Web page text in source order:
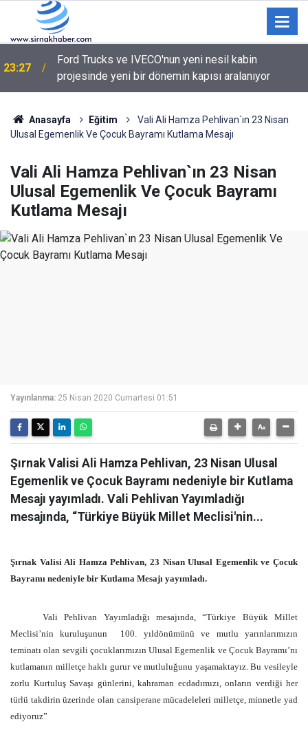
23:27
Ford Trucks ve IVECO'nun yeni nesil kabin
projesinde yeni bir dönemin kapısı aralanıyor
Anasayfa Eğitim
Vali Ali Hamza Pehlivan`ın 23 Nisan
Ulusal Egemenlik Ve Çocuk Bayramı Kutlama Mesajı
Vali Ali Hamza Pehlivan`ın 23 Nisan
Ulusal Egemenlik Ve Çocuk Bayramı
Kutlama Mesajı
Yayınlanma: 25 Nisan 2020 Cumartesi 01:51
Şırnak Valisi Ali Hamza Pehlivan, 23 Nisan Ulusal
Egemenlik ve Çocuk Bayramı nedeniyle bir Kutlama
Mesajı yayımladı. Vali Pehlivan Yayımladığı
mesajında, “Türkiye Büyük Millet Meclisi'nin...
Şırnak Valisi Ali Hamza Pehlivan, 23 Nisan Ulusal Egemenlik ve Çocuk
Bayramı nedeniyle bir Kutlama Mesajı yayımladı.
Vali Pehlivan Yayımladığı mesajında, “Türkiye Büyük Millet
Meclisi’nin kuruluşunun
100. yıldönümünü ve mutlu yarınlarımızın
teminatı olan sevgili çocuklarımızın Ulusal Egemenlik ve Çocuk Bayramı’nı
kutlamanın milletçe haklı gurur ve mutluluğunu yaşamaktayız. Bu vesileyle
zorlu Kurtuluş Savaşı günlerini, kahraman ecdadımızı, onların verdiği her
türlü takdirin üzerinde olan cansiperane mücadeleleri milletçe, minnetle yad
ediyoruz”